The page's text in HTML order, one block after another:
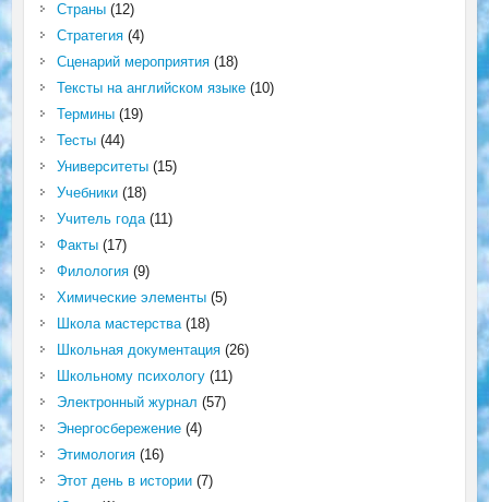
Страны(12)
Стратегия(4)
Сценарий мероприятия(18)
Тексты на английском языке(10)
Термины(19)
Тесты(44)
Университеты(15)
Учебники(18)
Учитель года(11)
Факты(17)
Филология(9)
Химические элементы(5)
Школа мастерства(18)
Школьная документация(26)
Школьному психологу(11)
Электронный журнал (57)
Энергосбережение(4)
Этимология(16)
Этот день в истории(7)